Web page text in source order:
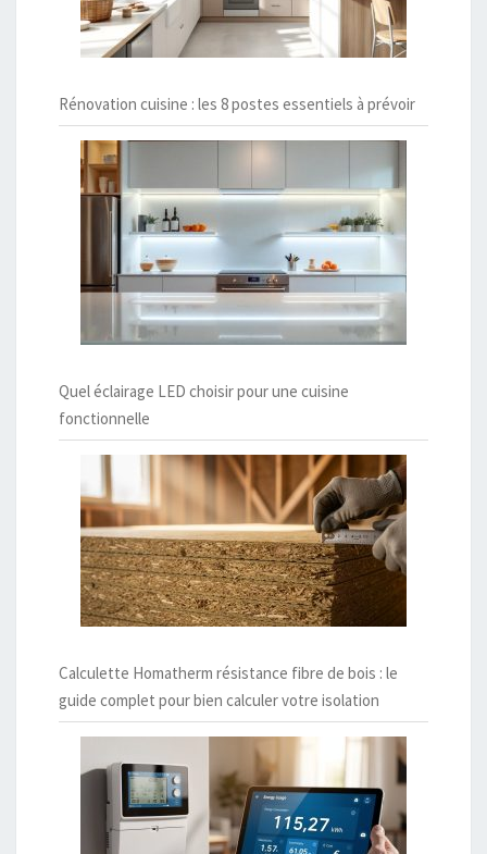
Rénovation cuisine : les 8 postes essentiels à prévoir
Quel éclairage LED choisir pour une cuisine
fonctionnelle
Calculette Homatherm résistance fibre de bois : le
guide complet pour bien calculer votre isolation